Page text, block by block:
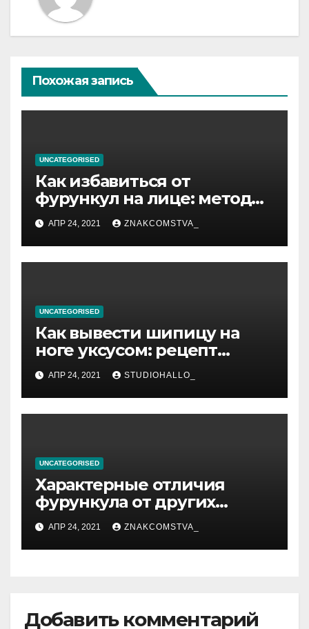
Похожая запись
UNCATEGORISED
Как избавиться от
фурункул на лице: методы
лечения
АПР 24, 2021 ZNAKCOMSTVA_
UNCATEGORISED
Как вывести шипицу на
ноге уксусом: рецепт
приготовления
компрессов и теста
АПР 24, 2021 STUDIOHALLO_
UNCATEGORISED
Характерные отличия
фурункула от других
заболеваний
АПР 24, 2021 ZNAKCOMSTVA_
Добавить комментарий